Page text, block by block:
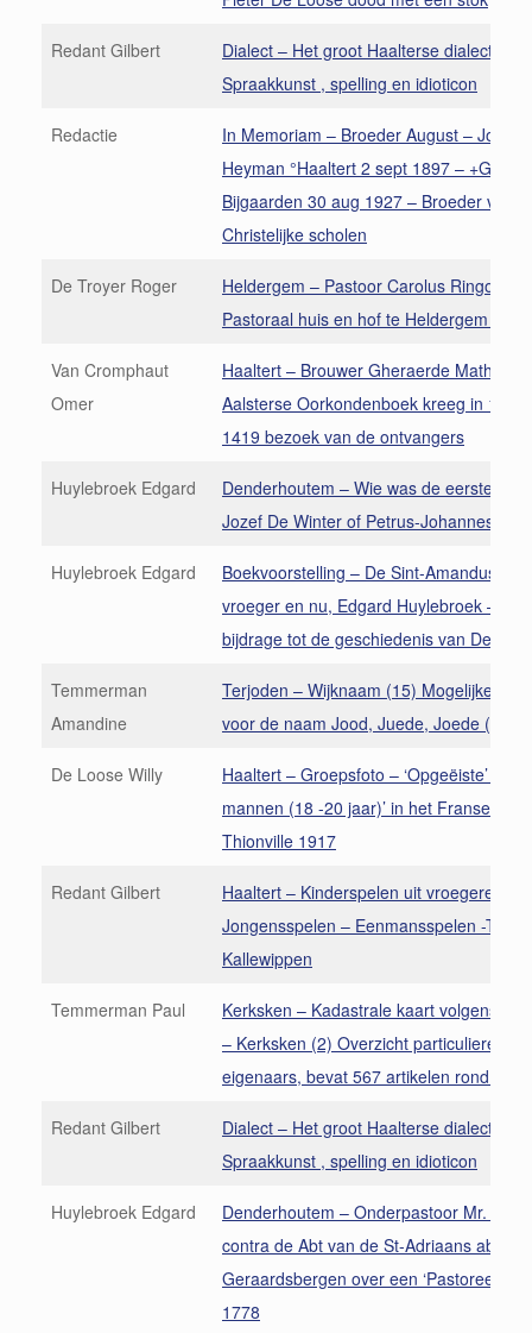
Redant Gilbert
Dialect – Het groot Haalterse dialect (1)
Spraakkunst , spelling en idioticon
Redactie
In Memoriam – Broeder August – Jozef
Heyman °Haaltert 2 sept 1897 – +Groot-
Bijgaarden 30 aug 1927 – Broeder van
Christelijke scholen
De Troyer Roger
Heldergem – Pastoor Carolus Ringoot,
Pastoraal huis en hof te Heldergem
Van Cromphaut
Omer
Haaltert – Brouwer Gheraerde Mathijs in
Aalsterse Oorkondenboek kreeg in 1418
1419 bezoek van de ontvangers
Huylebroek Edgard
Denderhoutem – Wie was de eerste
Jozef De Winter of Petrus-Johannes Buijl
Huylebroek Edgard
Boekvoorstelling – De Sint-
vroeger en nu, Edgard Huylebroek –
bijdrage tot de geschiedenis van
Temmerman
Amandine
Terjoden – Wijknaam (15) Mogelijke
voor de naam Jood, Juede, Joede (2)
De Loose Willy
Haaltert – Groepsfoto – ‘Opgeëiste’
mannen (18 -20 jaar)’ in het Franse
Thionville 1917
Redant Gilbert
Haaltert – Kinderspelen uit vroegere
Jongensspelen – Eenmansspelen -
Kallewippen
Temmerman Paul
Kerksken – Kadastrale kaart volgens
– Kerksken (2) Overzicht particulieren-
eigenaars, bevat 567 artikelen rond 1850
Redant Gilbert
Dialect – Het groot Haalterse dialect (2)
Spraakkunst , spelling en idioticon
Huylebroek Edgard
Denderhoutem – Onderpastoor Mr. De
contra de Abt van de St-Adriaans abdij
Geraardsbergen over een ‘Pastoreel
1778